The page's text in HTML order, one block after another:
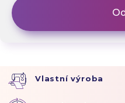
Vlastní výroba